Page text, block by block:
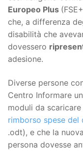
Europeo Plus
che, a differenza
disabilità che
dovessero
adesione.
Diverse persone
Centro Informare
moduli da
rimborso spese del
.odt), e che la
persona dovesse